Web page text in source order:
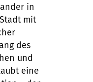
in
mit
des
und
eine